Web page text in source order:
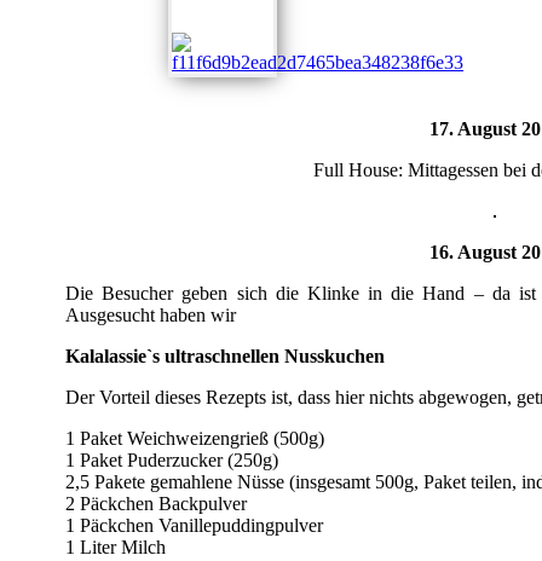
17. August
Full House: Mittagessen bei
16. August
Die Besucher geben sich die Klinke in die Hand – da ist
Ausgesucht haben wir
Kalalassie`s ultraschnellen Nusskuchen
Der Vorteil dieses Rezepts ist, dass hier nichts abgewogen,
1 Paket Weichweizengrieß (500g)
1 Paket Puderzucker (250g)
2,5 Pakete gemahlene Nüsse (insgesamt 500g, Paket teilen,
2 Päckchen Backpulver
1 Päckchen Vanillepuddingpulver
1 Liter Milch